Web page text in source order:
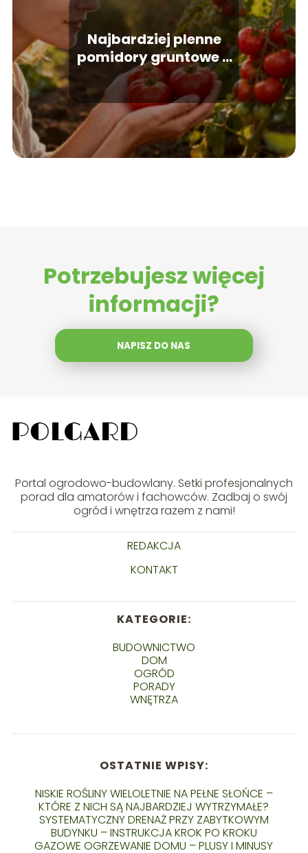
Najbardziej plenne
pomidory gruntowe –
jakie odmiany wybrać?
Potrzebujesz więcej
informacji?
NAPISZ DO NAS
Portal ogrodowo-budowlany. Setki profesjonalnych
porad dla amatorów i fachowców. Zadbaj o swój
ogród i wnętrza razem z nami!
REDAKCJA
KONTAKT
KATEGORIE:
BUDOWNICTWO
DOM
OGRÓD
PORADY
WNĘTRZA
OSTATNIE WPISY:
NISKIE ROŚLINY WIELOLETNIE NA PEŁNE SŁOŃCE –
KTÓRE Z NICH SĄ NAJBARDZIEJ WYTRZYMAŁE?
SYSTEMATYCZNY DRENAŻ PRZY ZABYTKOWYM
BUDYNKU – INSTRUKCJA KROK PO KROKU
GAZOWE OGRZEWANIE DOMU – PLUSY I MINUSY